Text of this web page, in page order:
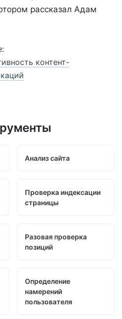
рассказал Адам
контент-
Анализ сайта
Проверка индексации
страницы
Разовая проверка
позиций
Определение
намерений
пользователя